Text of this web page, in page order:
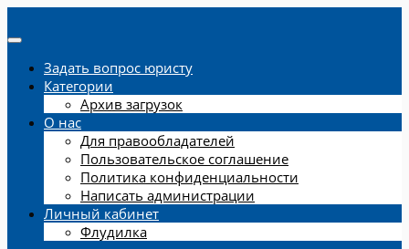
Задать вопрос юристу
Категории
Архив загрузок
О нас
Для правообладателей
Пользовательское соглашение
Политика конфиденциальности
Написать администрации
Личный кабинет
Флудилка